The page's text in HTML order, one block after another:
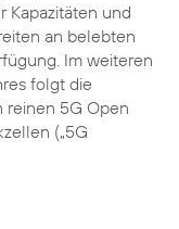
Kapazitäten und
an belebten
Im weiteren
folgt die
reinen 5G Open
(„5G